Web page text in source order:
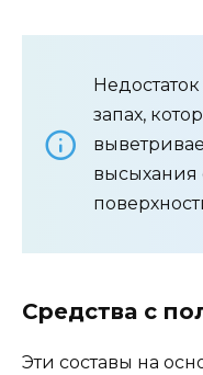
запах,
Средства с
Эти составы на